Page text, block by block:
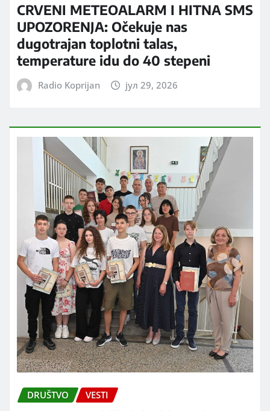
CRVENI METEOALARM I HITNA SMS
UPOZORENJA: Očekuje nas
dugotrajan toplotni talas,
temperature idu do 40 stepeni
Radio Koprijan јул 29, 2026
DRUŠTVO VESTI